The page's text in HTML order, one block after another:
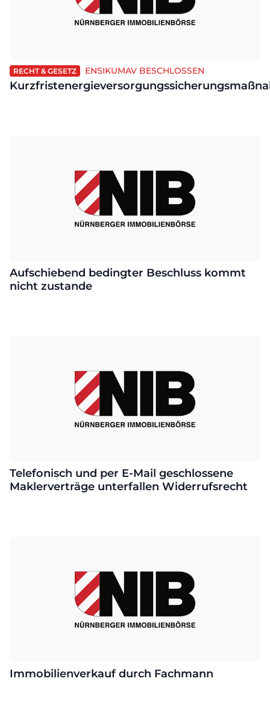
RECHT & GESETZ ENSIKUMAV BESCHLOSSEN
Aufschiebend bedingter Beschluss kommt
nicht zustande
Telefonisch und per E-Mail geschlossene
Maklerverträge unterfallen Widerrufsrecht
Immobilienverkauf durch Fachmann